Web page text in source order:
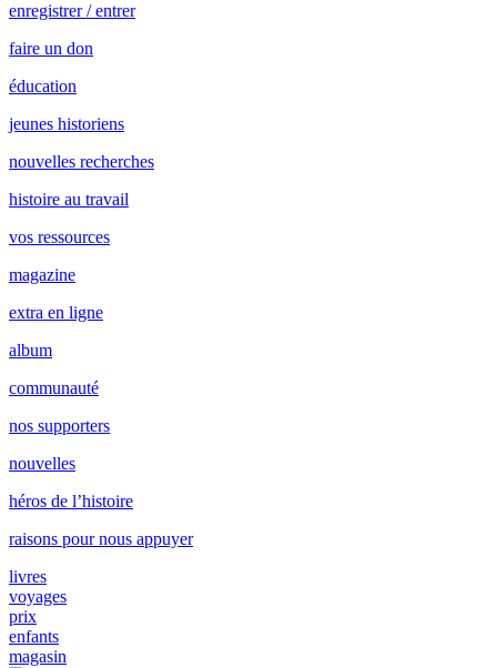
enregistrer / entrer
faire un don
éducation
jeunes historiens
nouvelles recherches
histoire au travail
vos ressources
magazine
extra en ligne
album
communauté
nos supporters
nouvelles
héros de l’histoire
raisons pour nous appuyer
livres
voyages
prix
enfants
magasin